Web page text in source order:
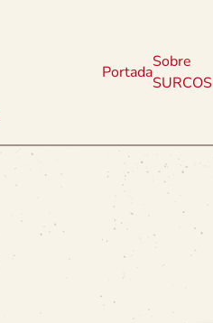
Portada
Sobre
SURCOS